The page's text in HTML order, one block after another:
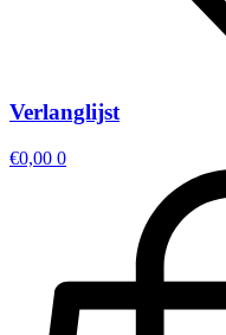
Verlanglijst
€0,00 0